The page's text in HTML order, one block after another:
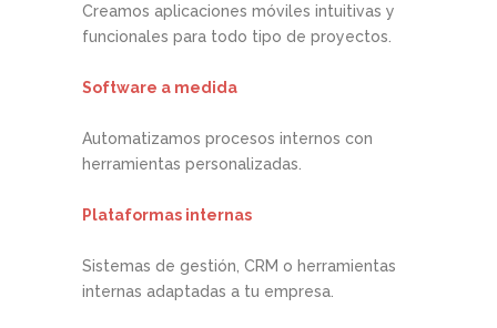
Creamos aplicaciones móviles intuitivas y
funcionales para todo tipo de proyectos.
Software a medida
Automatizamos procesos internos con
herramientas personalizadas.
Plataformas internas
Sistemas de gestión, CRM o herramientas
internas adaptadas a tu empresa.